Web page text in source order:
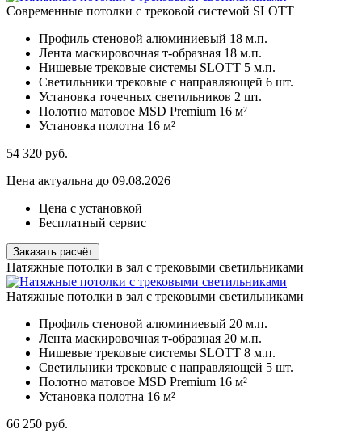
Современные потолки с трековой системой SLOTT
Профиль стеновой алюминиевый 18 м.п.
Лента маскировочная т-образная 18 м.п.
Нишевые трековые системы SLOTT 5 м.п.
Светильники трековые с направляющей 6 шт.
Установка точечных светильников 2 шт.
Полотно матовое MSD Premium 16 м²
Установка полотна 16 м²
54 320 руб.
Цена актуальна до 09.08.2026
Цена с установкой
Бесплатный сервис
Заказать расчёт
Натяжные потолки в зал с трековыми светильниками
Натяжные потолки в зал с трековыми светильниками
Профиль стеновой алюминиевый 20 м.п.
Лента маскировочная т-образная 20 м.п.
Нишевые трековые системы SLOTT 8 м.п.
Светильники трековые с направляющей 5 шт.
Полотно матовое MSD Premium 16 м²
Установка полотна 16 м²
66 250 руб.